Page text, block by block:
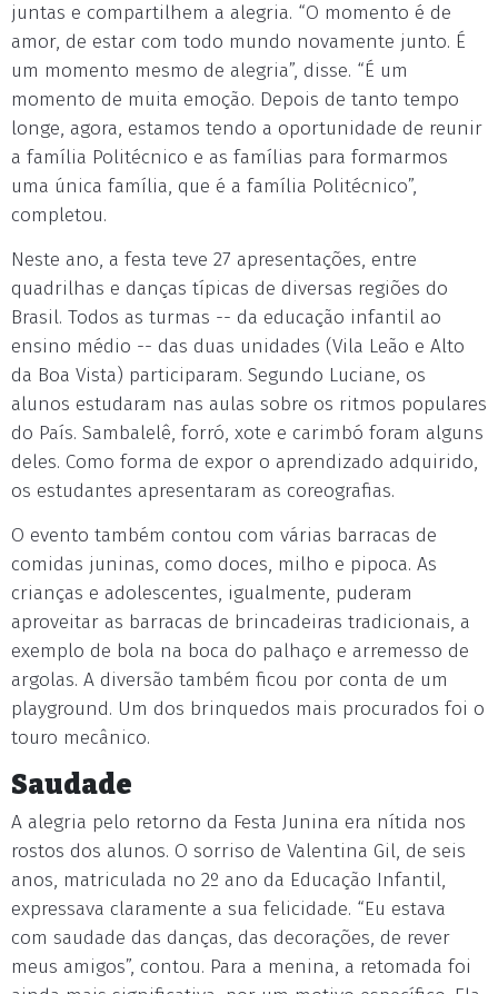
juntas e compartilhem a alegria. “O momento é de
amor, de estar com todo mundo novamente junto. É
um momento mesmo de alegria”, disse. “É um
momento de muita emoção. Depois de tanto tempo
longe, agora, estamos tendo a oportunidade de reunir
a família Politécnico e as famílias para formarmos
uma única família, que é a família Politécnico”,
completou.
Neste ano, a festa teve 27 apresentações, entre
quadrilhas e danças típicas de diversas regiões do
Brasil. Todos as turmas -- da educação infantil ao
ensino médio -- das duas unidades (Vila Leão e Alto
da Boa Vista) participaram. Segundo Luciane, os
alunos estudaram nas aulas sobre os ritmos populares
do País. Sambalelê, forró, xote e carimbó foram alguns
deles. Como forma de expor o aprendizado adquirido,
os estudantes apresentaram as coreografias.
O evento também contou com várias barracas de
comidas juninas, como doces, milho e pipoca. As
crianças e adolescentes, igualmente, puderam
aproveitar as barracas de brincadeiras tradicionais, a
exemplo de bola na boca do palhaço e arremesso de
argolas. A diversão também ficou por conta de um
playground. Um dos brinquedos mais procurados foi o
touro mecânico.
Saudade
A alegria pelo retorno da Festa Junina era nítida nos
rostos dos alunos. O sorriso de Valentina Gil, de seis
anos, matriculada no 2º ano da Educação Infantil,
expressava claramente a sua felicidade. “Eu estava
com saudade das danças, das decorações, de rever
meus amigos”, contou. Para a menina, a retomada foi